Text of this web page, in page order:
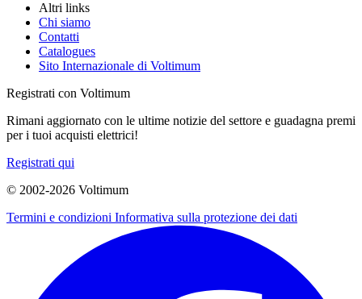
Altri links
Chi siamo
Contatti
Catalogues
Sito Internazionale di Voltimum
Registrati con Voltimum
Rimani aggiornato con le ultime notizie del settore e guadagna premi
per i tuoi acquisti elettrici!
Registrati qui
© 2002-2026 Voltimum
Termini e condizioni Informativa sulla protezione dei dati